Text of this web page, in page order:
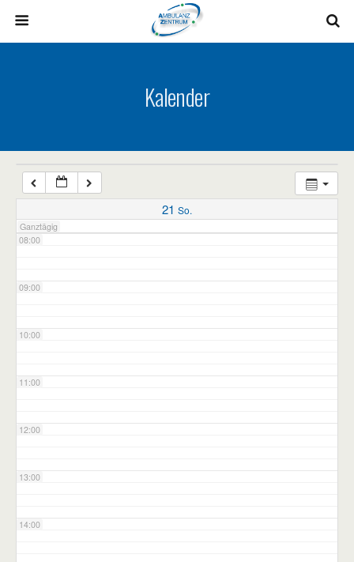
Kalender
21 So.
Ganztägig
07:00
08:00
09:00
10:00
11:00
12:00
13:00
14:00